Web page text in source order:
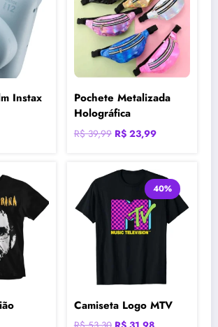
Instax
Pochete Metalizada
Holográfica
R$39,99 O
era:
R$ 39,99.
R$23,99O
é:
R$ 23,99.
40%
Camiseta Logo MTV